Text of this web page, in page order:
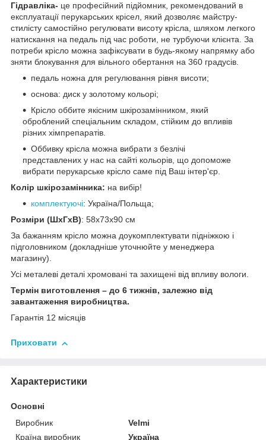
Гідравліка- це професійний підйомник, рекомендований в
експлуатації перукарських крісел, який дозволяє майстру-
стилісту самостійно регулювати висоту крісла, шляхом легкого
натискання на педаль під час роботи, не турбуючи клієнта. За
потреби крісло можна зафіксувати в будь-якому напрямку або
зняти блокування для вільного обертання на 360 градусів.
педаль ножна для регулювання рівня висоти;
основа: диск у золотому кольорі;
Крісло оббите якісним шкірозамінником, який
оброблений спеціальним складом, стійким до впливів
різних хімпрепаратів.
Оббивку крісла можна вибрати з безлічі
представлених у нас на сайті кольорів, що допоможе
вибрати перукарське крісло саме під Ваш інтер'єр.
Колір шкірозамінника: на вибір!
комплектуючі: Україна/Польща;
Розміри (ШхГхВ): 58x73x90 см
За бажанням крісло можна доукомплектувати підніжкою і
підголовником (докладніше уточнюйте у менеджера
магазину).
Усі металеві деталі хромовані та захищені від впливу вологи.
Термін виготовлення – до 6 тижнів, залежно від
завантаження виробництва.
Гарантія 12 місяців
Приховати
Характеристики
Основні
Виробник
Velmi
Країна виробник
Україна